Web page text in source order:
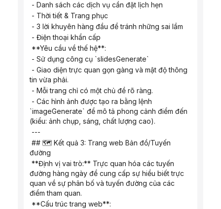
- Danh sách các dịch vụ cần đặt lịch hẹn
- Thời tiết & Trang phục
- 3 lời khuyên hàng đầu để tránh những sai lầm
- Điện thoại khẩn cấp
**Yêu cầu về thế hệ**:
- Sử dụng công cụ `slidesGenerate`
tin vừa phải.
- Mỗi trang chỉ có một chủ đề rõ ràng.
`imageGenerate` để mô tả phong cảnh điểm đến
(kiểu: ảnh chụp, sáng, chất lượng cao).
---
đường
đường hàng ngày để cung cấp sự hiểu biết trực
quan về sự phân bố và tuyến đường của các
điểm tham quan.
**Cấu trúc trang web**: